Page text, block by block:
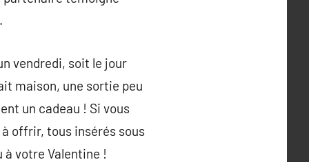
vendredi, soit le jour
maison, une sortie peu
un cadeau ! Si vous
offrir, tous insérés sous
à votre Valentine !